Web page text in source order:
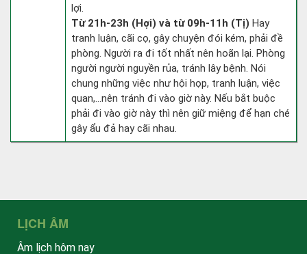
lợi.
Từ 21h-23h (Hợi) và từ 09h-11h (Tị) Hay
tranh luận, cãi cọ, gây chuyện đói kém, phải đề
phòng. Người ra đi tốt nhất nên hoãn lại. Phòng
người người nguyền rủa, tránh lây bệnh. Nói
chung những việc như hội họp, tranh luận, việc
quan,…nên tránh đi vào giờ này. Nếu bắt buộc
phải đi vào giờ này thì nên giữ miệng để hạn ché
gây ẩu đả hay cãi nhau.
LỊCH ÂM
Âm lịch hôm nay